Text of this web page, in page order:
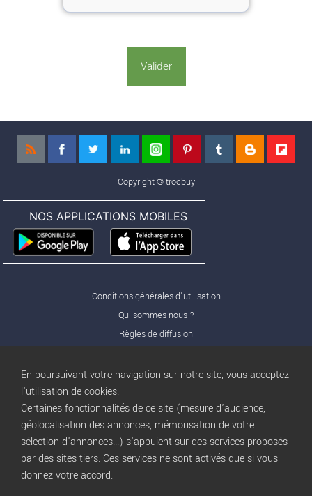
Copyright ©trocbuy
NOS APPLICATIONS MOBILES
Conditions générales d'utilisation
Qui sommes nous ?
Règles de diffusion
Nos offres Pro
Publicité
Conditions d’Utilisation
Privacy Policy
Blogtrocbuy
En poursuivant votre navigation sur notre site, vous acceptez
l'utilisation de cookies.
Certaines fonctionnalités de ce site (mesure d'audience,
géolocalisation des annonces, mémorisation de votre
sélection d'annonces...) s'appuient sur des services proposés
par des sites tiers. Ces services ne sont activés que si vous
donnez votre accord.